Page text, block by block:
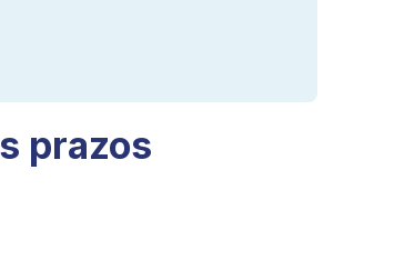
prazos